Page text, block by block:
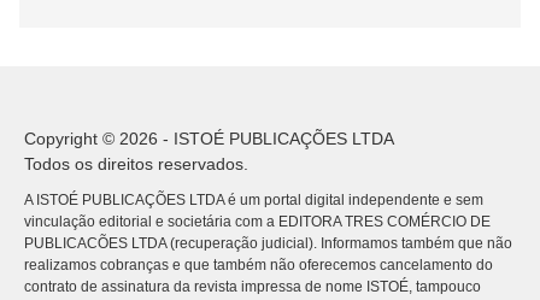
Copyright © 2026 - ISTOÉ PUBLICAÇÕES LTDA
Todos os direitos reservados.
A ISTOÉ PUBLICAÇÕES LTDA é um portal digital independente e sem
vinculação editorial e societária com a EDITORA TRES COMÉRCIO DE
PUBLICACÕES LTDA (recuperação judicial). Informamos também que não
realizamos cobranças e que também não oferecemos cancelamento do
contrato de assinatura da revista impressa de nome ISTOÉ, tampouco